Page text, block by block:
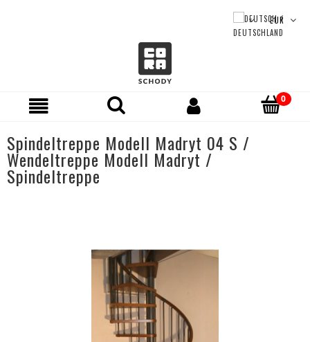
Spindeltreppe Modell Madryt 04 S /
Wendeltreppe Modell Madryt /
Spindeltreppe